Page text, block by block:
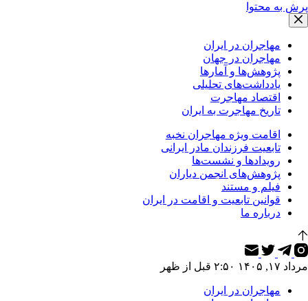
پرش به محتوا
مهاجران در ایران
مهاجران در جهان
پژوهش‌ها و آمارها
یادداشت‌های تحلیلی
اقتصاد مهاجرت
تاریخ مهاجرت به ایران
اقامت ویژه مهاجران نخبه
تابعیت فرزندان مادر ایرانی
رویدادها و نشست‌ها
پژوهش‌های انجمن دیاران
فیلم و مستند
قوانین تابعیت و اقامت در ایران
درباره ما
مرداد ۱۷, ۱۴۰۵ ۲:۵۰ قبل از ظهر
مهاجران در ایران